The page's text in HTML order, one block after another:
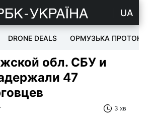
UA
DRONE DEALS ОРМУЗЬКА ПРОТОКА
обл. СБУ и
47
3 хв